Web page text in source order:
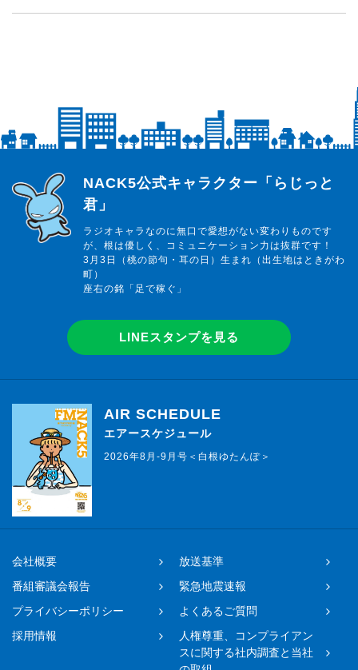
らじっと君
NACK5公式キャラクター「らじっと
君」
ラジオキャラなのに無口で愛想がない変わりものです
が、根は優しく、コミュニケーション力は抜群です！
3月3日（桃の節句・耳の日）生まれ（出生地はときがわ
町）
座右の銘「足で稼ぐ」
LINEスタンプを見る
AIR SCHEDULE
エアースケジュール
2026年8月-9月号＜白根ゆたんぽ＞
会社概要
放送基準
番組審議会報告
緊急地震速報
プライバシーポリシー
よくあるご質問
採用情報
人権尊重、コンプライアン
スに関する社内調査と当社